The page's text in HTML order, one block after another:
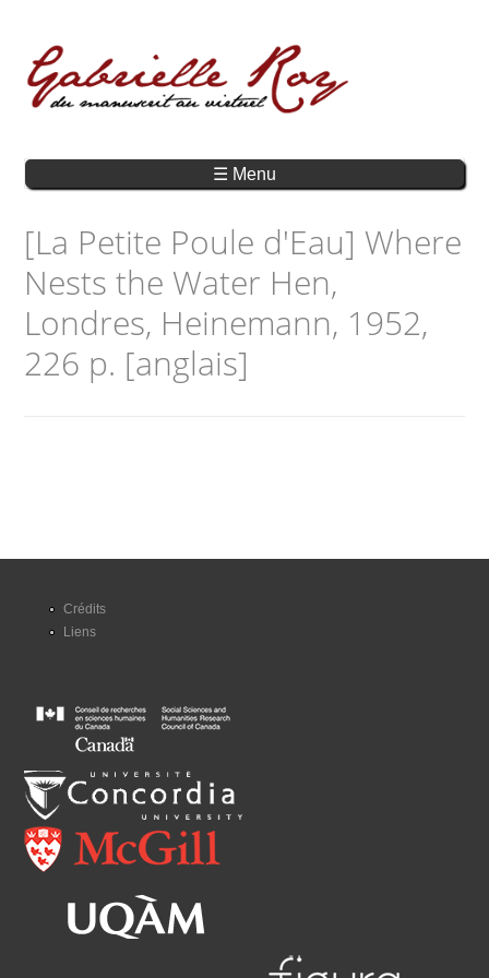
☰ Menu
[La Petite Poule d'Eau] Where
Nests the Water Hen,
Londres, Heinemann, 1952,
226 p. [anglais]
Crédits
Liens